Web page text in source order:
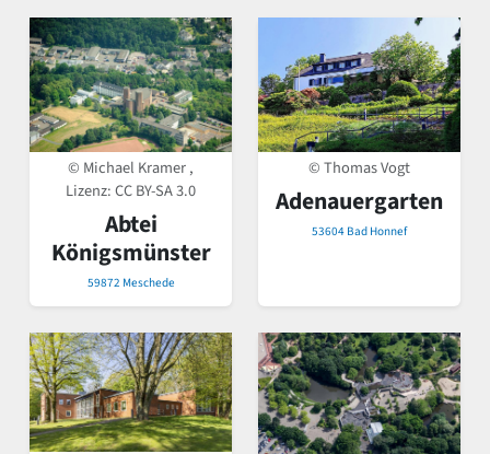
© Michael Kramer ,
Lizenz:CC BY-SA 3.0
Abtei
Königsmünster
59872 Meschede
© Thomas Vogt
Adenauergarten
53604 Bad Honnef